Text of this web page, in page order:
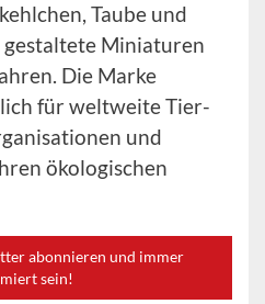
Taube und
Miniaturen
Die Marke
für weltweite Tier-
und
ökologischen
abonnieren und immer
sein!